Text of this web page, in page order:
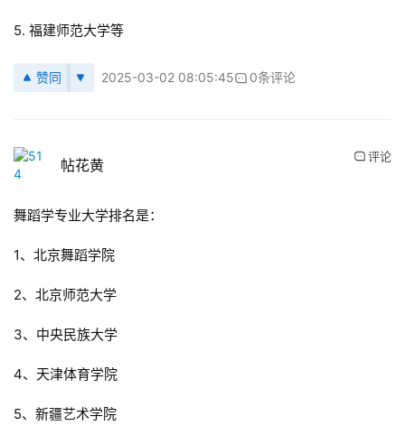
5. 福建师范大学等
赞同 2025-03-02 08:05:45 0条评论
帖花黄 评论
舞蹈学专业大学排名是：
1、北京舞蹈学院
2、北京师范大学
3、中央民族大学
4、天津体育学院
5、新疆艺术学院